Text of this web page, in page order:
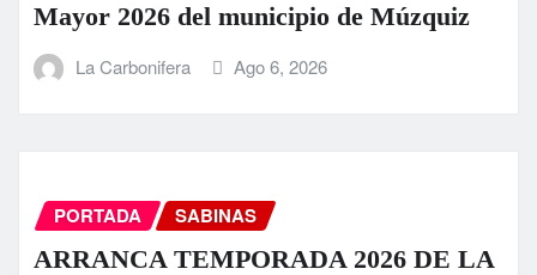
Mayor 2026 del municipio de Múzquiz
La Carbonifera Ago 6, 2026
PORTADA SABINAS
ARRANCA TEMPORADA 2026 DE LA